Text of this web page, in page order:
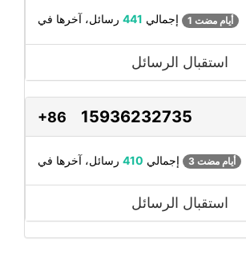
إجمالي 441 1 أيام مضت
استقبال الرسائل
+86 15936232735
إجمالي 410 3 أيام مضت
استقبال الرسائل